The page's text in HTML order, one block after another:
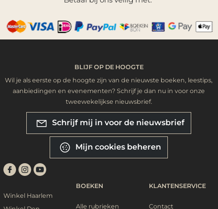
BLIJF OP DE HOOGTE
Wil je als eerste op de hoogte zijn van de nieuwste boeken, leestips,
aanbiedingen en evenementen? Schrijf je dan nu in voor onze
tweewekelijkse nieuwsbrief.
Schrijf mij in voor de nieuwsbrief
Mijn cookies beheren
Winkel Haarlem
BOEKEN
Alle rubrieken
KLANTENSERVICE
Contact